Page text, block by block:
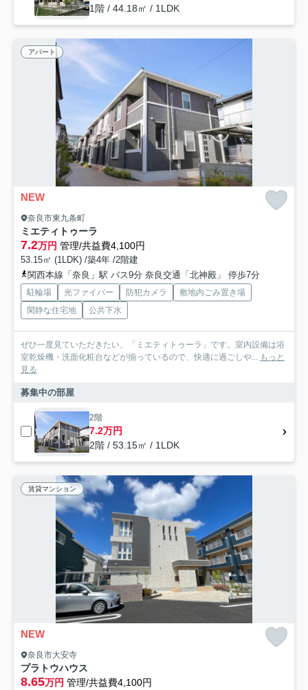
1階 / 44.18㎡ / 1LDK
アパート
NEW
奈良市東九条町
ミエティトゥーラ
7.2万円 管理/共益費4,100円
53.15㎡ (1LDK) /築4年 /2階建
関西本線「奈良」駅 バス9分 奈良交通「北神殿」 停歩7分
駐輪場 光ファイバー 防犯カメラ
敷地内ごみ置き場
閑静な住宅地
公共下水
ぜひ一度見ていただきたい、「ミエティトゥーラ」です。室内設備は浴
室乾燥機・洗面化粧台などが揃っているので、快適に過ごしや...
もっと
見る
募集中の部屋
2階
7.2万円
2階 / 53.15㎡ / 1LDK
賃貸マンション
NEW
奈良市大安寺
プラトウハウス
8.65万円 管理/共益費4,100円